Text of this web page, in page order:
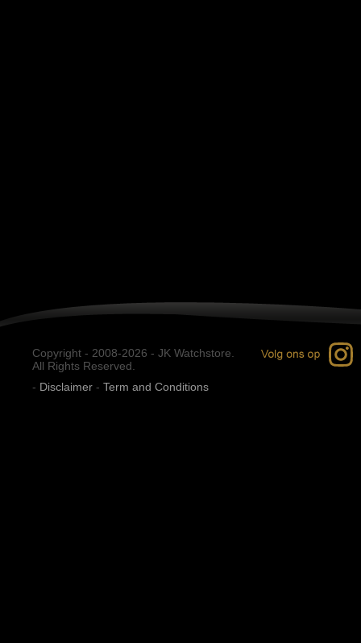
Copyright - 2008-2026 - JK Watchstore.
All Rights Reserved.
- Disclaimer - Term and Conditions